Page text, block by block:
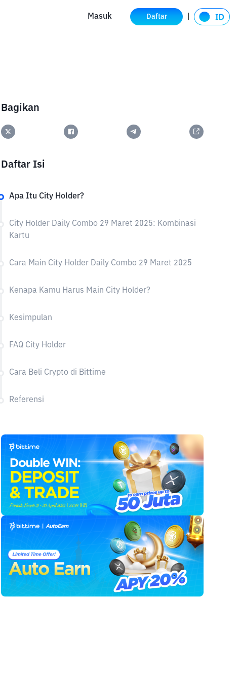
Masuk Daftar
Bagikan
Daftar Isi
Apa Itu City Holder?
City Holder Daily Combo 29 Maret 2025: Kombinasi
Kartu
Cara Main City Holder Daily Combo 29 Maret 2025
Kenapa Kamu Harus Main City Holder?
Kesimpulan
FAQ City Holder
Cara Beli Crypto di Bittime
Referensi